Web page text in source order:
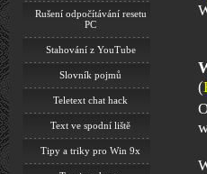
Rušení odpočítávání resetu
PC
Stahování z YouTube
Slovník pojmů
Teletext chat hack
Text ve spodní liště
Tipy a triky pro Win 9x
(